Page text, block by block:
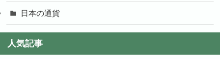
日本の通貨
人気記事